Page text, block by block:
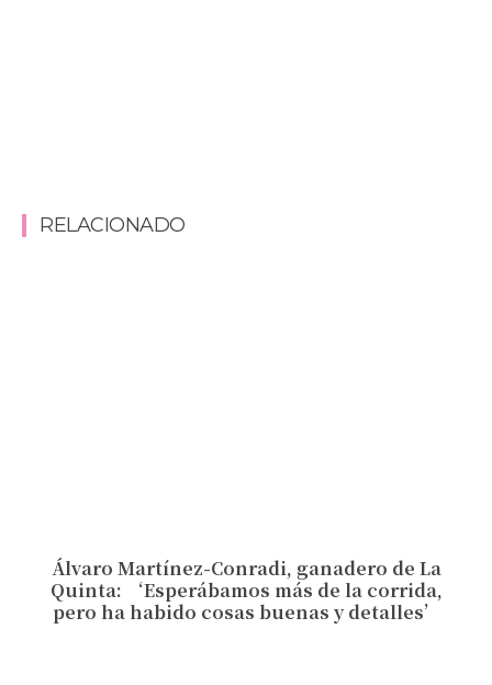
RELACIONADO
Álvaro Martínez-Conradi, ganadero de La
Quinta: ‘Esperábamos más de la corrida,
pero ha habido cosas buenas y detalles’